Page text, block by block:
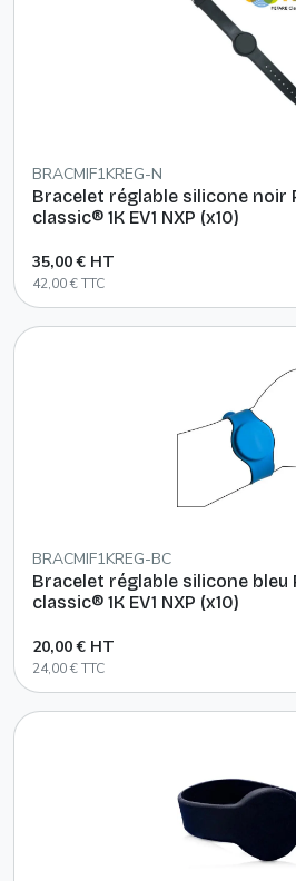
BRACMIF1KREG-N
Bracelet réglable silicone noir
classic® 1K EV1 NXP (x10)
35,00 € HT
42,00 € TTC
BRACMIF1KREG-BC
Bracelet réglable silicone bleu
classic® 1K EV1 NXP (x10)
20,00 € HT
24,00 € TTC